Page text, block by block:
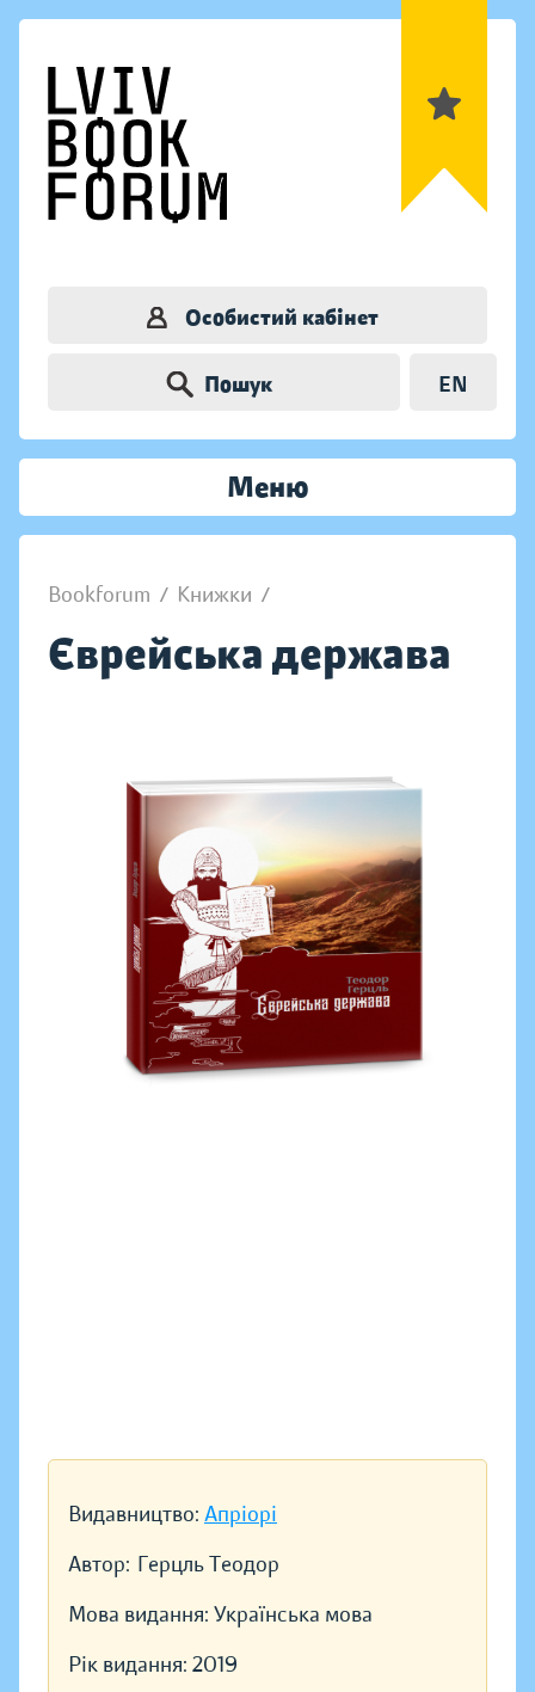
Особистий кабінет
Пошук EN
Меню
Bookforum / Книжки /
Єврейська держава
Видавництво: Апріорі
Автор: Герцль Теодор
Мова видання: Українська мова
Рік видання: 2019